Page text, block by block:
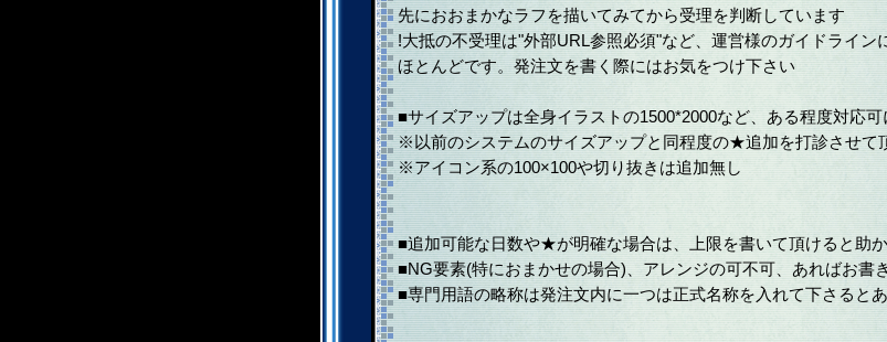
先におおまかなラフを描いてみてから受理を判断しています
!大抵の不受理は"外部URL参照必須"など、運営様のガイドライン
ほとんどです。発注文を書く際にはお気をつけ下さい
■サイズアップは全身イラストの1500*2000など、ある程度対応
※以前のシステムのサイズアップと同程度の★追加を打診させて
※アイコン系の100×100や切り抜きは追加無し
■追加可能な日数や★が明確な場合は、上限を書いて頂けると助
■NG要素(特におまかせの場合)、アレンジの可不可、あればお書
■専門用語の略称は発注文内に一つは正式名称を入れて下さると